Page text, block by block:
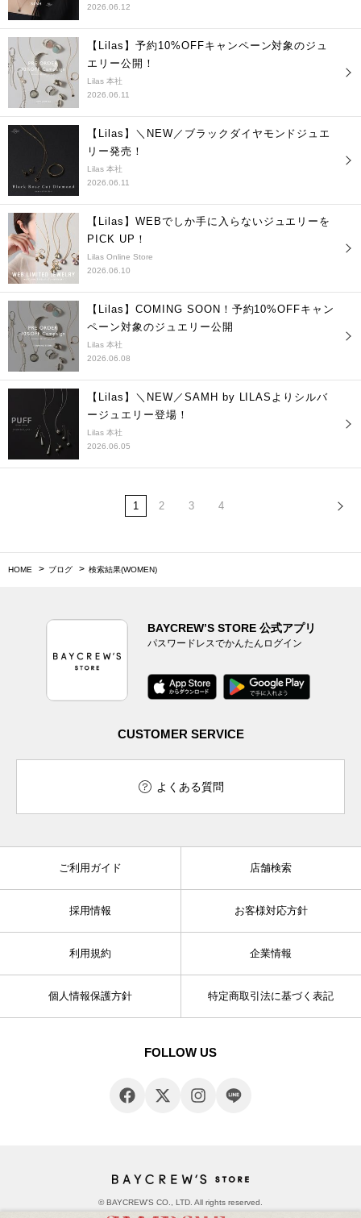
2026.06.12
【Lilas】予約10%OFFキャンペーン対象のジュ
エリー公開！
Lilas 本社
2026.06.11
【Lilas】＼NEW／ブラックダイヤモンドジュエ
リー発売！
Lilas 本社
2026.06.11
【Lilas】WEBでしか手に入らないジュエリーを
PICK UP！
Lilas Online Store
2026.06.10
【Lilas】COMING SOON！予約10%OFFキャン
ペーン対象のジュエリー公開
Lilas 本社
2026.06.08
【Lilas】＼NEW／SAMH by LILASよりシルバ
ージュエリー登場！
Lilas 本社
2026.06.05
1 2 3 4
HOME ブログ 検索結果(WOMEN)
BAYCREW’S STORE 公式アプリ
パスワードレスでかんたんログイン
CUSTOMER SERVICE
よくある質問
ご利用ガイド 店舗検索
採用情報 お客様対応方針
利用規約 企業情報
個人情報保護方針 特定商取引法に基づく表記
FOLLOW US
© BAYCREW’S CO., LTD. All rights reserved.